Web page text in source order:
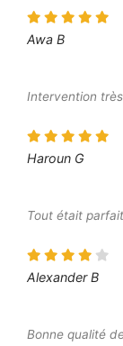
Awa B
Intervention
Haroun G
Tout était parfait
Alexander B
Bonne qualité